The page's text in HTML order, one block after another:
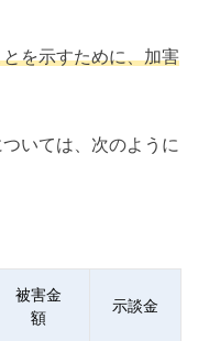
を示すために、加害
いては、次のように
被害金
額
示談金